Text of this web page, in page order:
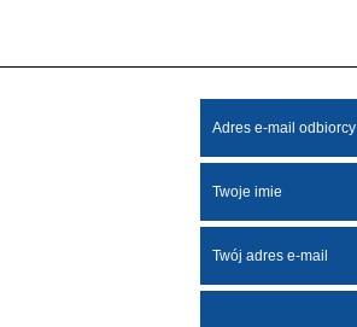
Adres e-mail odbiorcy
Twoje imie
Twój adres e-mail